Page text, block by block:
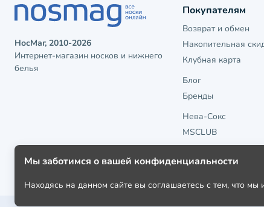
НосМаг, 2010-2026
Интернет-магазин носков и нижнего
белья
Покупателям
Возврат и обмен
Накопительная
Клубная карта
Блог
Бренды
Нева-Сокс
MSCLUB
Мы заботимся о вашей конфиденциальности
Находясь на данном сайте вы соглашаетесь с тем, что мы